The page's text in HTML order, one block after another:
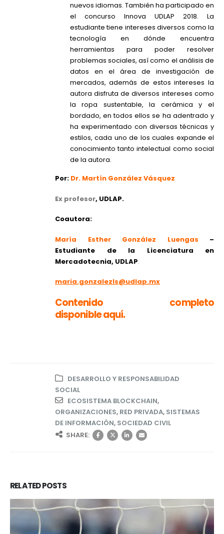
nuevos idiomas. También ha participado en
el concurso Innova UDLAP 2018. La
estudiante tiene intereses diversos como la
tecnología en dónde encuentra
herramientas para poder resolver
problemas sociales, así como el análisis de
datos en el área de investigación de
mercados, además de estos intereses la
autora disfruta de diversos intereses como
la ropa sustentable, la cerámica y el
bordado, en todos ellos se ha adentrado y
ha experimentado con diversas técnicas y
estilos, cada uno de los cuales expande el
conocimiento tanto intelectual como social
de la autora.
Por: Dr. Martín González Vásquez
Ex profesor, UDLAP.
Coautora:
María Esther González Luengas –
Estudiante de la Licenciatura en
Mercadotecnia, UDLAP.
maria.gonzalezls@udlap.mx
Contenido completo
disponible aquí.
DESARROLLO Y RESPONSABILIDAD
SOCIAL
ECOSISTEMA BLOCKCHAIN,
ORGANIZACIONES, RED PRIVADA, SISTEMAS
DE INFORMACIÓN, SOCIEDAD CIVIL
SHARE:
RELATEDPOSTS